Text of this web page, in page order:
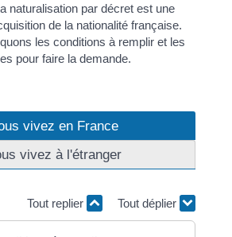
naturalisation par décret est une
de la nationalité française.
les conditions à remplir et les
pour faire la demande.
vivez en France
vivez à l'étranger
Tout replier Tout déplier